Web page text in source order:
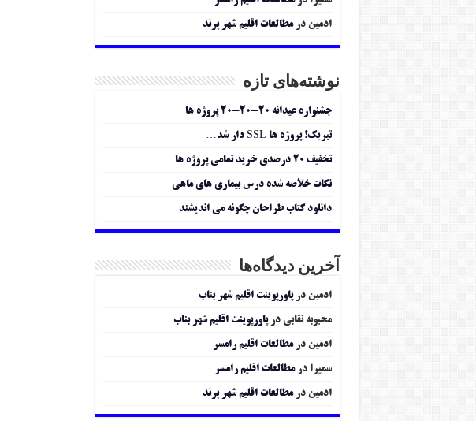
ادمین درمطالعات اقلیم شهر پرند
نوشته‌های تازه
جشنواره عیدانه ۲۰-۲۰-۲۰ پروژه ها
تبریک! پروژه ها SSL دار شد…
تخفیف ۲۰ درصدی خرید تمامی پروژه ها
نکات خلاصه شده درس بیماری های ماهی
دانلود کتاب طراحان چگونه می اندیشند
آخرین دیدگاه‌ها
ادمین درپاورپوینت اقلیم شهر بناب
محبوبه نقابی درپاورپوینت اقلیم شهر بناب
ادمین درمطالعات اقلیم رامسر
سمیرا درمطالعات اقلیم رامسر
ادمین درمطالعات اقلیم شهر پرند